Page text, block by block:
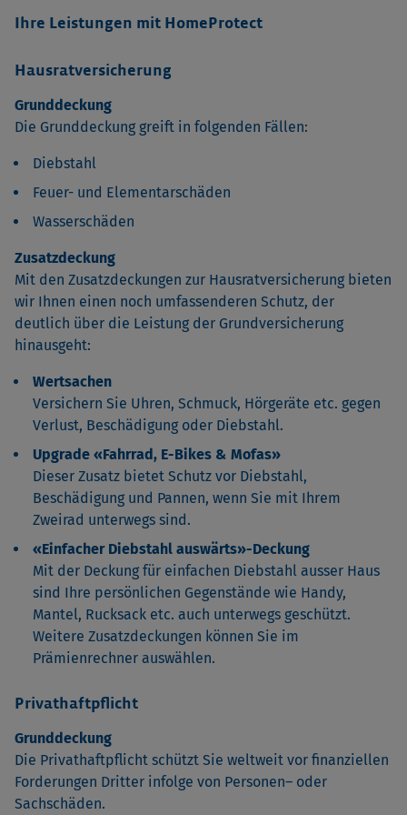
Ihre Leistungen mit HomeProtect
Hausratversicherung
Grunddeckung
Die Grunddeckung greift in folgenden Fällen:
Diebstahl
Feuer- und Elementarschäden
Wasserschäden
Zusatzdeckung
Mit den Zusatzdeckungen zur Hausratversicherung bieten
wir Ihnen einen noch umfassenderen Schutz, der
deutlich über die Leistung der Grundversicherung
hinausgeht:
Wertsachen
Versichern Sie Uhren, Schmuck, Hörgeräte etc. gegen
Verlust, Beschädigung oder Diebstahl.
Upgrade «Fahrrad, E-Bikes & Mofas»
Dieser Zusatz bietet Schutz vor Diebstahl,
Beschädigung und Pannen, wenn Sie mit Ihrem
Zweirad unterwegs sind.
«Einfacher Diebstahl auswärts»-Deckung
Mit der Deckung für einfachen Diebstahl ausser Haus
sind Ihre persönlichen Gegenstände wie Handy,
Mantel, Rucksack etc. auch unterwegs geschützt.
Weitere Zusatzdeckungen können Sie im
Prämienrechner auswählen.
Privathaftpflicht
Grunddeckung
Die Privathaftpflicht schützt Sie weltweit vor finanziellen
Forderungen Dritter infolge von Personen– oder
Sachschäden.